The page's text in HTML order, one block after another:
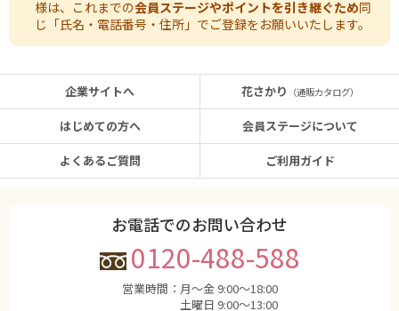
様は、これまでの会員ステージやポイントを引き継ぐため同
じ「氏名・電話番号・住所」でご登録をお願いいたします。
企業サイトへ
はじめての方へ
よくあるご質問
花さかり （通販カタログ）
会員ステージについて
ご利用ガイド
お電話でのお問い合わせ
0120-488-588
営業時間： 月〜金 9:00〜18:00
土曜日 9:00〜13:00